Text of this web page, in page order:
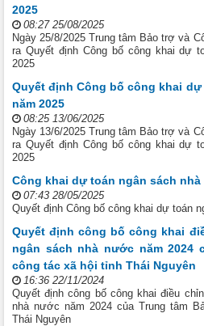
2025
08:27 25/08/2025
Ngày 25/8/2025 Trung tâm Bảo trợ và
ra Quyết định Công bố công khai dự
2025
Quyết định Công bố công khai
năm 2025
08:25 13/06/2025
Ngày 13/6/2025 Trung tâm Bảo trợ và
ra Quyết định Công bố công khai dự
2025
Công khai dự toán ngân sách nhà
07:43 28/05/2025
Quyết định Công bố công khai dự toán
Quyết định công bố công khai
ngân sách nhà nước năm 2024
công tác xã hội tỉnh Thái Nguyên
16:36 22/11/2024
Quyết định công bố công khai điều
nhà nước năm 2024 của Trung tâm
Thái Nguyên